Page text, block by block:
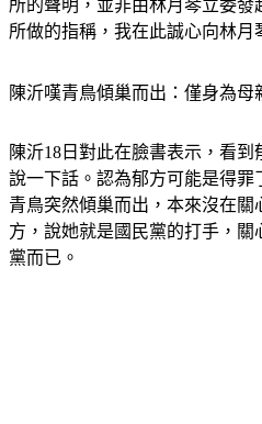
所的聲明，並非由林月琴立委
所做的指稱，我在此誠心向林月
陳沂嘆青鳥傾巢而出：僅身為母
陳沂18日對此在臉書表示，看
說一下話。認為郁方可能是得
青鳥突然傾巢而出，本來沒在
方，說她就是國民黨的打手，
黨而已。